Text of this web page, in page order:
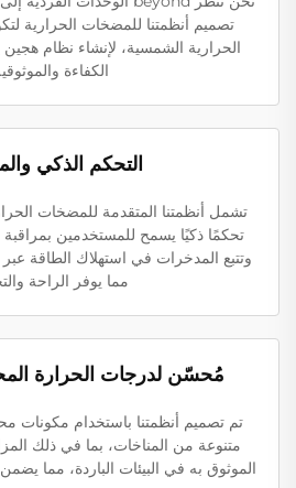
تصميم أنظمتنا للمضخات الحرارية
الحرارية الشمسية، لإنشاء نظام
الكفاءة
التحكم الذكي
تشمل أنظمتنا المتقدمة للمضخات
تحكمًا ذكيًا يسمح للمستخدمين بمراقبة
وتتبع المدخرات في استهلاك الطاقة عبر
مما يوفر الراحة
مُحسّن لدرجات الحرارة
تم تصميم أنظمتنا باستخدام مكونات
متنوعة من المناخات، بما في ذلك
الموثوق به في البيئات الباردة، مما